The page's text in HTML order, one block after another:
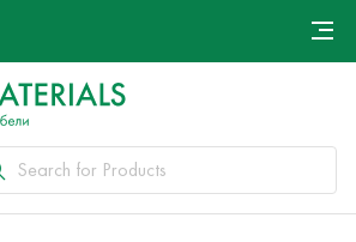
Payment and Delivery